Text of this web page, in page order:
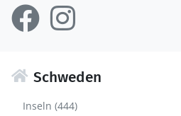
Schweden
Inseln (444)